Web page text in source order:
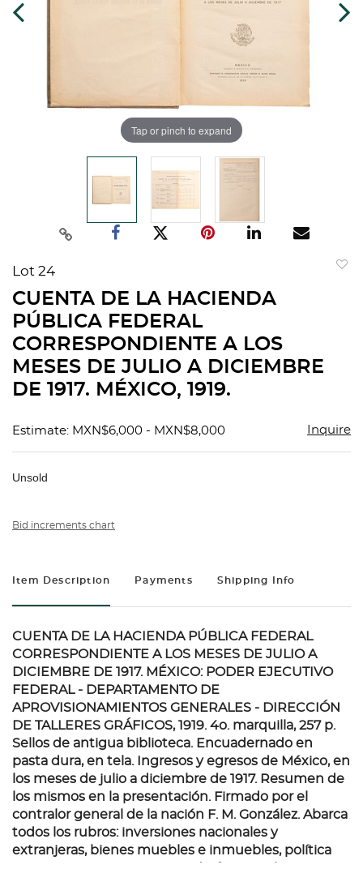
Tap or pinch to expand
Lot 24
CUENTA DE LA HACIENDA
PÚBLICA FEDERAL
CORRESPONDIENTE A LOS
MESES DE JULIO A DICIEMBRE
DE 1917. MÉXICO, 1919.
Estimate: MXN$6,000 - MXN$8,000 Inquire
Unsold
Bid increments chart
Item Description Payments Shipping Info
CUENTA DE LA HACIENDA PÚBLICA FEDERAL
CORRESPONDIENTE A LOS MESES DE JULIO A
DICIEMBRE DE 1917. MÉXICO: PODER EJECUTIVO
FEDERAL - DEPARTAMENTO DE
APROVISIONAMIENTOS GENERALES - DIRECCIÓN
DE TALLERES GRÁFICOS, 1919. 4o. marquilla, 257 p.
Sellos de antigua biblioteca. Encuadernado en
pasta dura, en tela. Ingresos y egresos de México, en
los meses de julio a diciembre de 1917. Resumen de
los mismos en la presentación. Firmado por el
contralor general de la nación F. M. González. Abarca
todos los rubros: inversiones nacionales y
extranjeras, bienes muebles e inmuebles, política